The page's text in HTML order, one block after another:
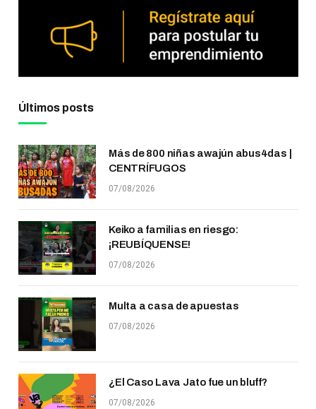
Últimos posts
Más de 800 niñas awajún abus4das |
CENTRÍFUGOS
07/08/2026
Keiko a familias en riesgo:
¡REUBÍQUENSE!
07/08/2026
Multa a casa de apuestas
07/08/2026
¿El Caso Lava Jato fue un bluff?
07/08/2026